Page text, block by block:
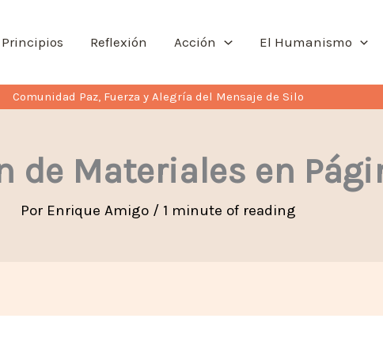
Principios Reflexión Acción El Humanismo
Comunidad Paz, Fuerza y Alegría del Mensaje de Silo
de Materiales en
Por Enrique Amigo / 1 minute of reading